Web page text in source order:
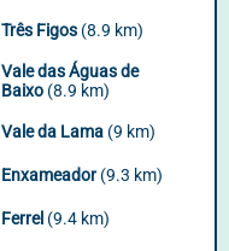
Três Figos (8.9 km)
Vale das Águas de
Baixo (8.9 km)
Vale da Lama (9 km)
Enxameador(9.3 km)
Ferrel (9.4 km)